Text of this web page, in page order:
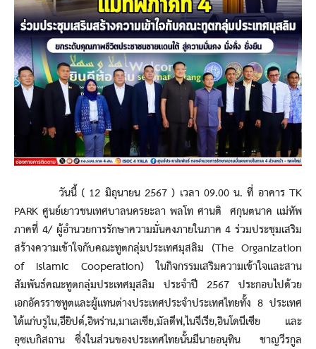
วันนี้ ( 12 มิถุนายน 2567 ) เวลา 09.00 น. ที่ อาคาร TK
PARK ศูนย์เยาวชนเทศบาลนครยะลา พลโท ศานติ ศกุนตนาค แม่ทัพ
ภาคที่ 4/ ผู้อำนวยการรักษาความมั่นคงภายในภาค 4 ร่วมประชุมเสริม
สร้างความเข้าใจกับคณะทูตกลุ่มประเทศมุสลิม (The Organization
of Islamic Cooperation) ในกิจกรรมเสริมความเข้าใจและสาน
สัมพันธ์คณะทูตกลุ่มประเทศมุสลิม ประจำปี 2567 ประกอบไปด้วย
เอกอัครราชทูตและผู้แทนต่างประเทศประจำประเทศไทยทั้ง 8 ประเทศ
ได้แก่บรูไน,อียิปต์,อิหร่าน,มาเลเซีย,มัลดีฟ,ไนจีเรีย,อินโดนีเซีย และ
อุซเบกิสถาน ซึ่งในส่วนของประเทศไทยนั้นมีนายอนุทิน ชาญวีรกูล